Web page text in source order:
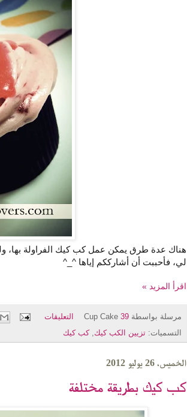
هناك عدة طرق يمكن عمل كب كيك الفراولة بها،
لي، فأحببت أن أشارككم إياها ^_^
اقرأ المزيد »
مرسلة بواسطة Cup Cake 39 التعليقات
التسميات:تزيين الكب كيك ,كب كيك
الخميس، 26 يوليو 2012
كب كيك بطريقة مختلفة